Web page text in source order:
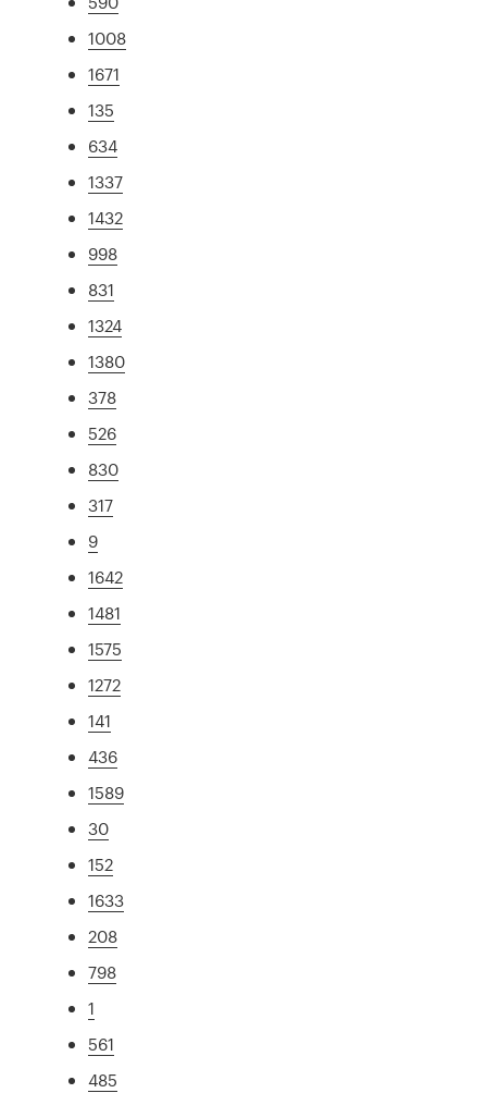
1008
1671
135
634
1337
1432
998
831
1324
1380
378
526
830
317
9
1642
1481
1575
1272
141
436
1589
30
152
1633
208
798
1
561
485